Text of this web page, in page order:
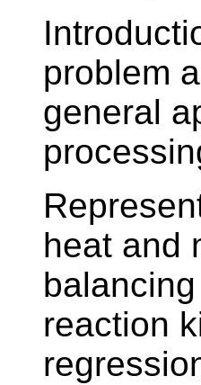
problem
general
heat and
reaction